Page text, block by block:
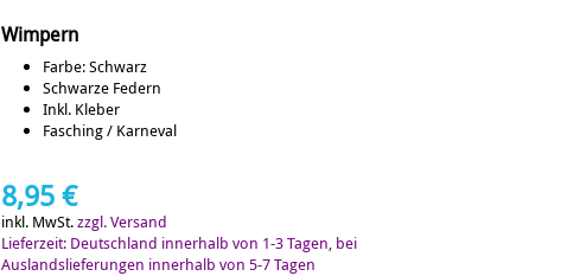
Wimpern
Farbe: Schwarz
Schwarze Federn
Inkl. Kleber
Fasching / Karneval
8,95 €
inkl. MwSt.zzgl. Versand
Lieferzeit: Deutschland innerhalb von 1-3 Tagen, bei
Auslandslieferungen innerhalb von 5-7 Tagen